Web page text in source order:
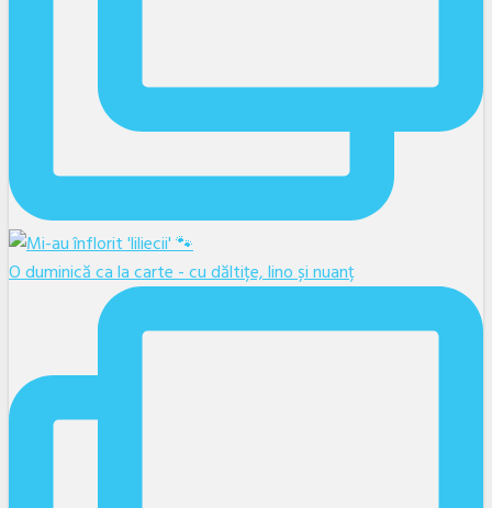
O duminică ca la carte - cu dăltițe, lino și nuanț